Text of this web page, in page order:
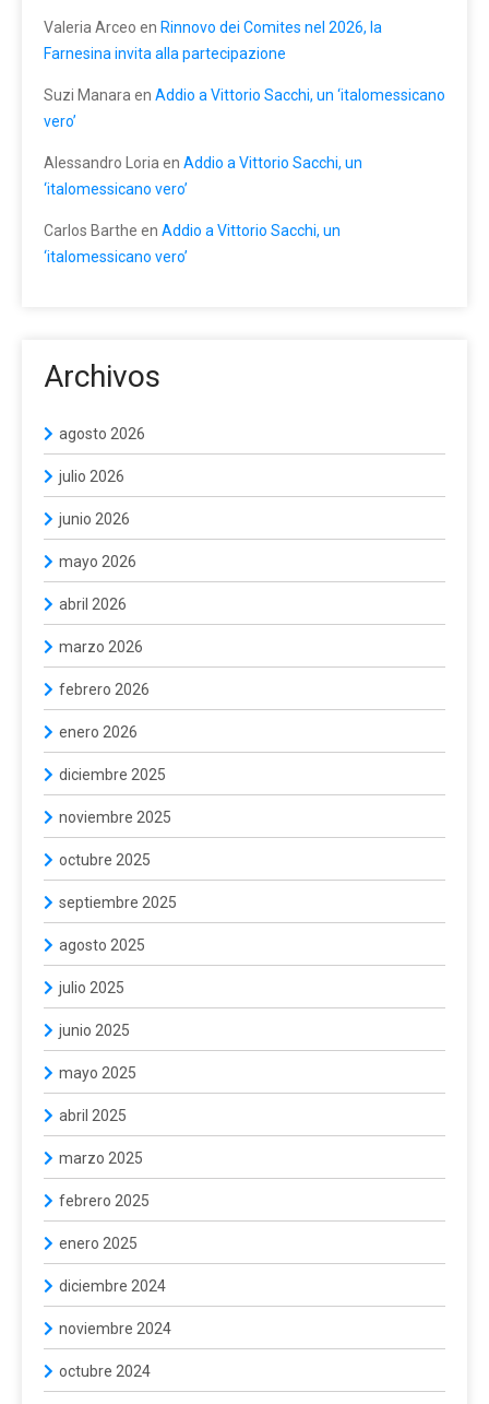
Valeria Arceo en Rinnovo dei Comites nel 2026, la
Farnesina invita alla partecipazione
Suzi Manara en Addio a Vittorio Sacchi, un ‘italomessicano
vero’
Alessandro Loria en Addio a Vittorio Sacchi, un
‘italomessicano vero’
Carlos Barthe en Addio a Vittorio Sacchi, un
‘italomessicano vero’
Archivos
agosto 2026
julio 2026
junio 2026
mayo 2026
abril 2026
marzo 2026
febrero 2026
enero 2026
diciembre 2025
noviembre 2025
octubre 2025
septiembre 2025
agosto 2025
julio 2025
junio 2025
mayo 2025
abril 2025
marzo 2025
febrero 2025
enero 2025
diciembre 2024
noviembre 2024
octubre 2024